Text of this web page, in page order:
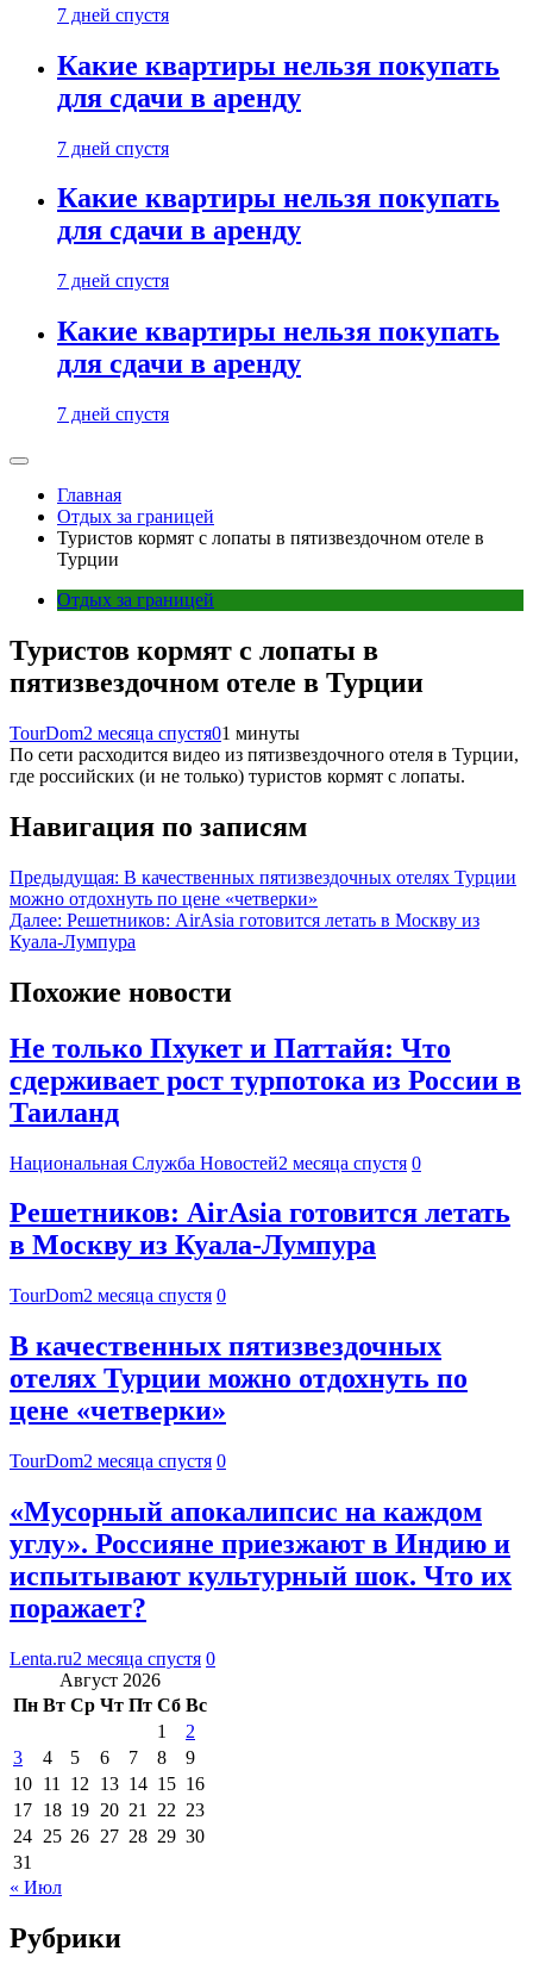
7 дней спустя
Какие квартиры нельзя покупать
для сдачи в аренду
7 дней спустя
Какие квартиры нельзя покупать
для сдачи в аренду
7 дней спустя
Какие квартиры нельзя покупать
для сдачи в аренду
7 дней спустя
Главная
Отдых за границей
Туристов кормят с лопаты в пятизвездочном отеле в
Турции
Отдых за границей
Туристов кормят с лопаты в
пятизвездочном отеле в Турции
TourDom2 месяца спустя01 минуты
По сети расходится видео из пятизвездочного отеля в Турции,
где российских (и не только) туристов кормят с лопаты.
Навигация по записям
Предыдущая: В качественных пятизвездочных отелях Турции
можно отдохнуть по цене «четверки»
Далее: Решетников: AirAsia готовится летать в Москву из
Куала-Лумпура
Похожие новости
Не только Пхукет и Паттайя: Что
сдерживает рост турпотока из России в
Таиланд
Национальная Служба Новостей2 месяца спустя 0
Решетников: AirAsia готовится летать
в Москву из Куала-Лумпура
TourDom2 месяца спустя 0
В качественных пятизвездочных
отелях Турции можно отдохнуть по
цене «четверки»
TourDom2 месяца спустя 0
«Мусорный апокалипсис на каждом
углу». Россияне приезжают в Индию и
испытывают культурный шок. Что их
поражает?
Lenta.ru2 месяца спустя 0
Август 2026
Пн Вт Ср Чт Пт Сб Вс
1
2
3
4 5 6 7 8
9
10 11 12 13 14 15 16
17 18 19 20 21 22 23
24 25 26 27 28 29 30
31
« Июл
Рубрики